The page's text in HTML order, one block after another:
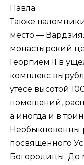
Павла.
Также
место —
монастырский
Георгием ІІ в
комплекс
утёсе высотой
помещений,
а иногда и в
Необыкновенны
посвященного
Богородицы. До